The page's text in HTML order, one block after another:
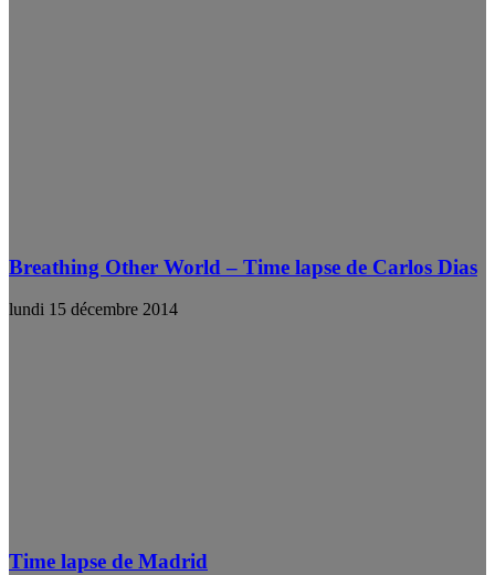
Breathing Other World – Time lapse de Carlos Dias
lundi 15 décembre 2014
Time lapse de Madrid